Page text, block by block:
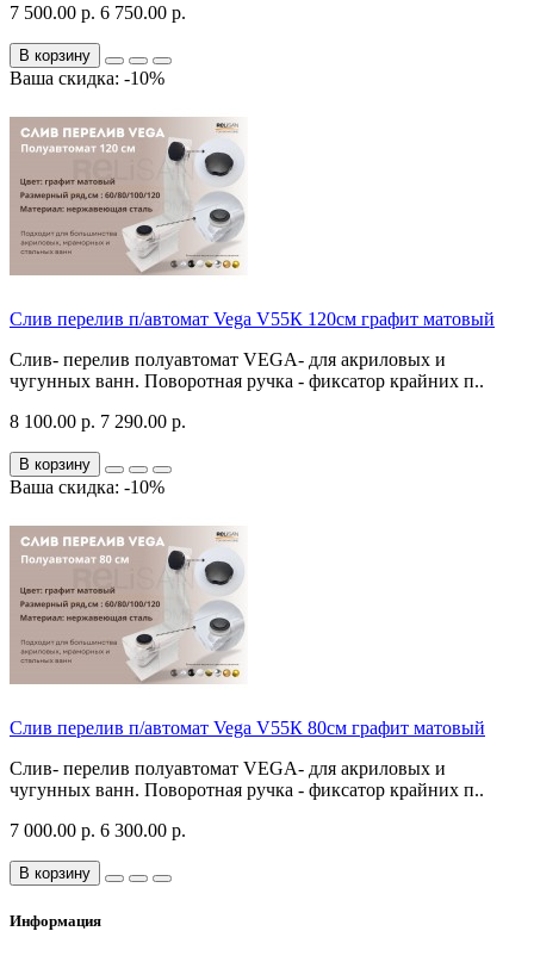
7 500.00 р. 6 750.00 р.
В корзину
Ваша скидка: -10%
Слив перелив п/автомат Vega V55К 120см графит матовый
Слив- перелив полуавтомат VEGA- для акриловых и
чугунных ванн. Поворотная ручка - фиксатор крайних п..
8 100.00 р. 7 290.00 р.
В корзину
Ваша скидка: -10%
Слив перелив п/автомат Vega V55К 80см графит матовый
Слив- перелив полуавтомат VEGA- для акриловых и
чугунных ванн. Поворотная ручка - фиксатор крайних п..
7 000.00 р. 6 300.00 р.
В корзину
Информация